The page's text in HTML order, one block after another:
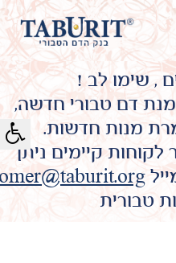
, שימו לב !
מנת דם טבורי חדשה,
מנות חדשות.
קיימים ניתן
טבורית